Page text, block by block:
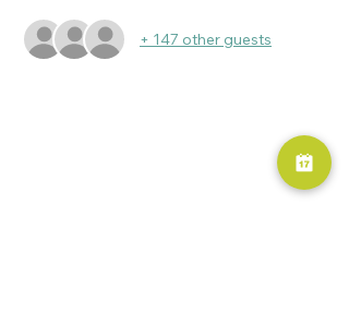
+ 147 other guests